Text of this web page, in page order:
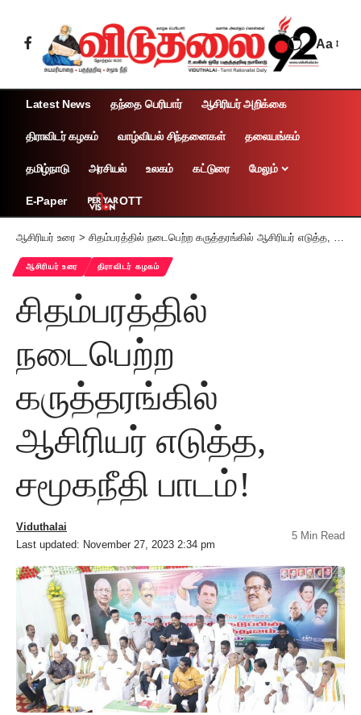
Aa
Latest News தந்தை பெரியார் ஆசிரியர் அறிக்கை
திராவிடர் கழகம் வாழ்வியல் சிந்தனைகள் தலையங்கம்
தமிழ்நாடு அரசியல் உலகம் கட்டுரை மேலும்
E-Paper OTT
ஆசிரியர் உரை > சிதம்பரத்தில் நடைபெற்ற கருத்தரங்கில் ஆசிரியர் எடுத்த, சமூகநீதி பாடம்!
ஆசிரியர் உரை திராவிடர் கழகம்
சிதம்பரத்தில்
நடைபெற்ற
கருத்தரங்கில்
ஆசிரியர் எடுத்த,
சமூகநீதி பாடம்!
Last updated: November 27, 2023 2:34 pm
Viduthalai
5 Min Read